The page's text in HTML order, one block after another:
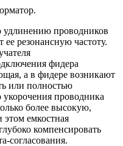
удлинению проводников
резонансную частоту.
фидера
а в фидере возникают
или полностью
проводника
более высокую,
емкостная
компенсировать
согласования.